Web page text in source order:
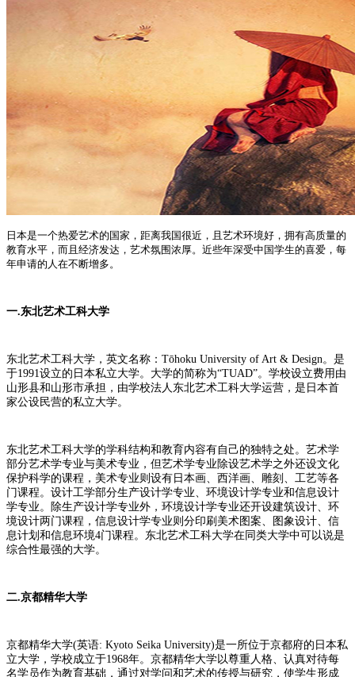
日本是一个热爱艺术的国家，距离我国很近，且艺术环境好，拥有高质量的
教育水平，而且经济发达，艺术氛围浓厚。近些年深受中国学生的喜爱，每
年申请的人在不断增多。
一.东北艺术工科大学
东北艺术工科大学，英文名称：Tōhoku University of Art & Design。是
于1991设立的日本私立大学。大学的简称为“TUAD”。学校设立费用由
山形县和山形市承担，由学校法人东北艺术工科大学运营，是日本首
家公设民营的私立大学。
东北艺术工科大学的学科结构和教育内容有自己的独特之处。艺术学
部分艺术学专业与美术专业，但艺术学专业除设艺术学之外还设文化
保护科学的课程，美术专业则设有日本画、西洋画、雕刻、工艺等各
门课程。设计工学部分生产设计学专业、环境设计学专业和信息设计
学专业。除生产设计学专业外，环境设计学专业还开设建筑设计、环
境设计两门课程，信息设计学专业则分印刷美术图案、图象设计、信
息计划和信息环境4门课程。东北艺术工科大学在同类大学中可以说是
综合性最强的大学。
二.京都精华大学
京都精华大学(英语: Kyoto Seika University)是一所位于京都府的日本私
立大学，学校成立于1968年。京都精华大学以尊重人格、认真对待每
名学员作为教育基础，通过对学问和艺术的传授与研究，使学生形成